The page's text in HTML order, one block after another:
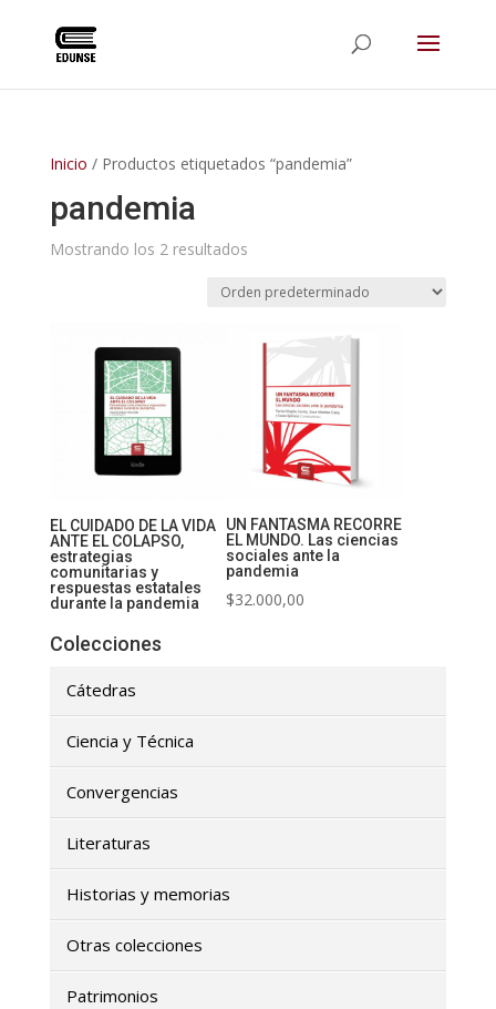
Inicio / Productos etiquetados “pandemia”
pandemia
Mostrando los 2 resultados
EL CUIDADO DE LA VIDA
ANTE EL COLAPSO,
estrategias
comunitarias y
respuestas estatales
durante la pandemia
UN FANTASMA RECORRE
EL MUNDO. Las ciencias
sociales ante la
pandemia
$32.000,00
Colecciones
Cátedras
Ciencia y Técnica
Convergencias
Literaturas
Historias y memorias
Otras colecciones
Patrimonios